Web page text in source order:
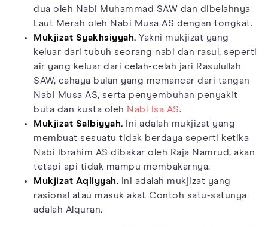
dua oleh Nabi Muhammad SAW dan dibelahnya
Laut Merah oleh Nabi Musa AS dengan tongkat.
Mukjizat Syakhsiyyah. Yakni mukjizat yang
keluar dari tubuh seorang nabi dan rasul, seperti
air yang keluar dari celah-celah jari Rasulullah
SAW, cahaya bulan yang memancar dari tangan
Nabi Musa AS, serta penyembuhan penyakit
buta dan kusta oleh Nabi Isa AS.
Mukjizat Salbiyyah. Ini adalah mukjizat yang
membuat sesuatu tidak berdaya seperti ketika
Nabi Ibrahim AS dibakar oleh Raja Namrud, akan
tetapi api tidak mampu membakarnya.
Mukjizat Aqliyyah. Ini adalah mukjizat yang
rasional atau masuk akal. Contoh satu-satunya
adalah Alquran.